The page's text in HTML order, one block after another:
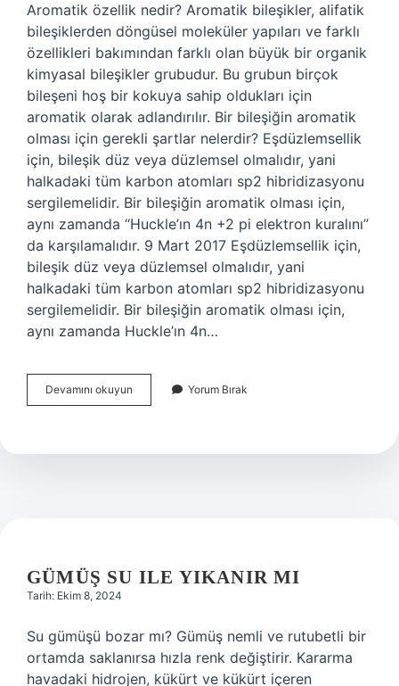
Aromatik özellik nedir? Aromatik bileşikler, alifatik
bileşiklerden döngüsel moleküler yapıları ve farklı
özellikleri bakımından farklı olan büyük bir organik
kimyasal bileşikler grubudur. Bu grubun birçok
bileşeni hoş bir kokuya sahip oldukları için
aromatik olarak adlandırılır. Bir bileşiğin aromatik
olması için gerekli şartlar nelerdir? Eşdüzlemsellik
için, bileşik düz veya düzlemsel olmalıdır, yani
halkadaki tüm karbon atomları sp2 hibridizasyonu
sergilemelidir. Bir bileşiğin aromatik olması için,
aynı zamanda “Huckle’ın 4n +2 pi elektron kuralını”
da karşılamalıdır. 9 Mart 2017 Eşdüzlemsellik için,
bileşik düz veya düzlemsel olmalıdır, yani
halkadaki tüm karbon atomları sp2 hibridizasyonu
sergilemelidir. Bir bileşiğin aromatik olması için,
aynı zamanda Huckle’ın 4n…
Devamını okuyun Aromatik
Bileşiklerin
Yorum Bırak
GÜMÜŞ SU ILE YIKANIR MI
Tarih: Ekim 8, 2024
Su gümüşü bozar mı? Gümüş nemli ve rutubetli bir
ortamda saklanırsa hızla renk değiştirir. Kararma
havadaki hidrojen, kükürt ve kükürt içeren